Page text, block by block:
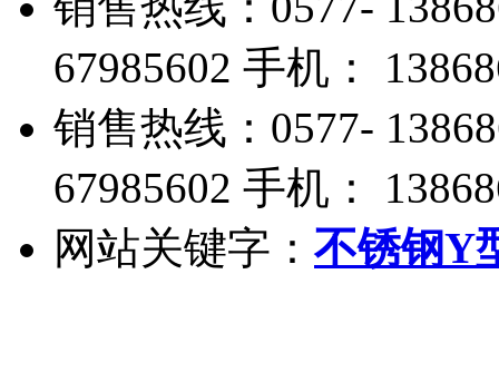
67985602 手机：
销售热线：0577-
67985602 手机：
网站关键字： 不锈钢Y